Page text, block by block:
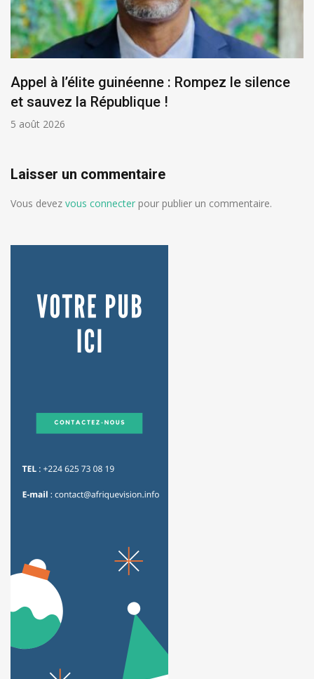
Appel à l’élite guinéenne : Rompez le silence
et sauvez la République !
5 août 2026
Laisser un commentaire
Vous devez vous connecter pour publier un commentaire.